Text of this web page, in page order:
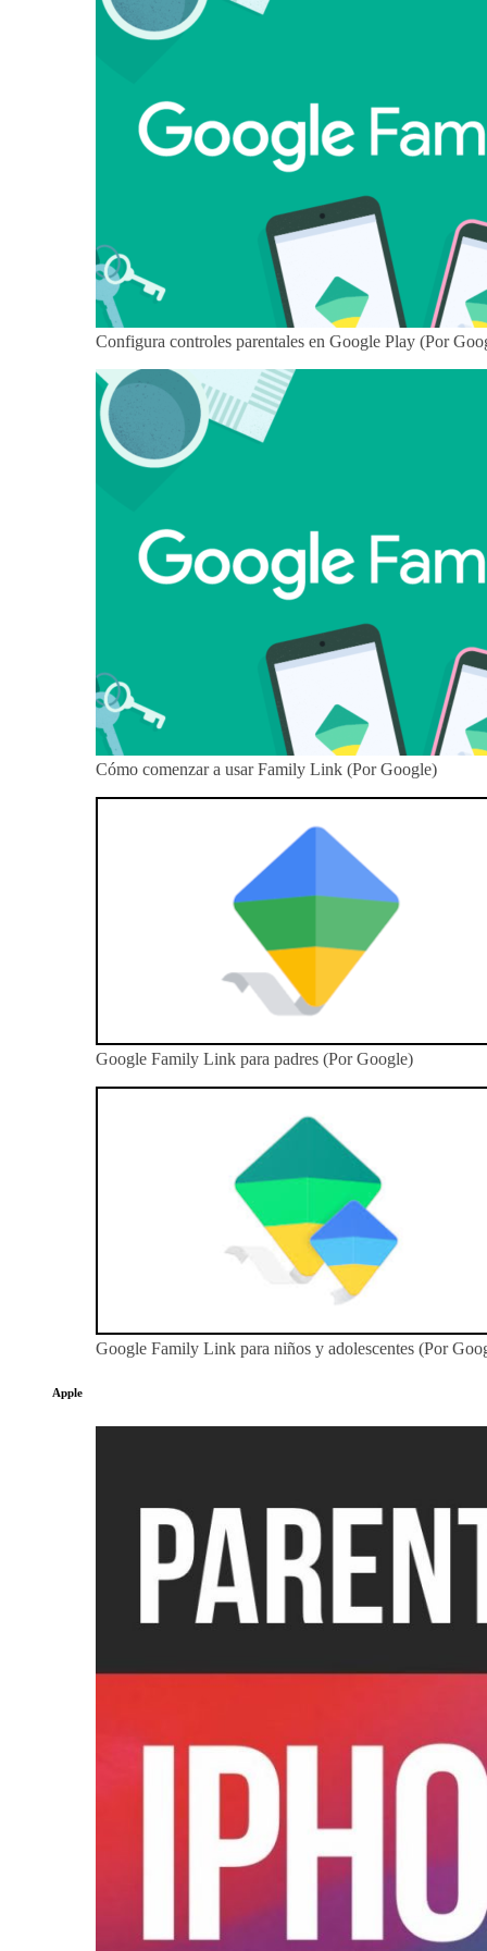
Configura controles parentales en Google Play (Por
Cómo comenzar a usar Family Link (Por Google)
Google Family Link para padres (Por Google)
Google Family Link para niños y adolescentes (Por
Apple